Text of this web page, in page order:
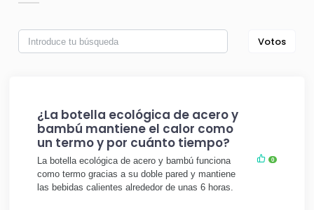
Votos
¿La botella ecológica de acero y
bambú mantiene el calor como
un termo y por cuánto tiempo?
La botella ecológica de acero y bambú funciona
como termo gracias a su doble pared y mantiene
las bebidas calientes alrededor de unas 6 horas.
0